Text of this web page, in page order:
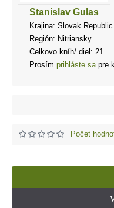
Stanislav Gulas
Krajina: Slovak Republic
Región: Nitriansky
Celkovo kníh/ diel: 21
Prosím prihláste sapre
Počet